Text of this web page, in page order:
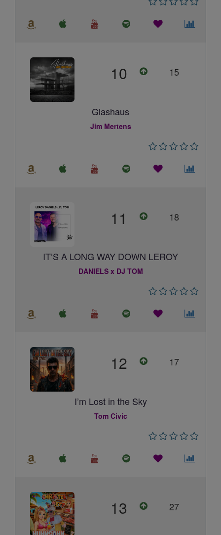
10 15
Glashaus
Jim Mertens
11 18
IT’S A LONG WAY DOWN LEROY
DANIELS x DJ TOM
12 17
I’m Lost in the Sky
Tom Civic
13 27